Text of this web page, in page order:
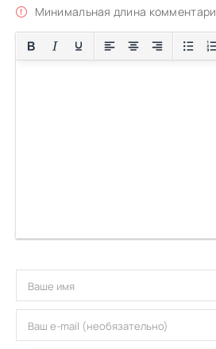
Минимальная длина